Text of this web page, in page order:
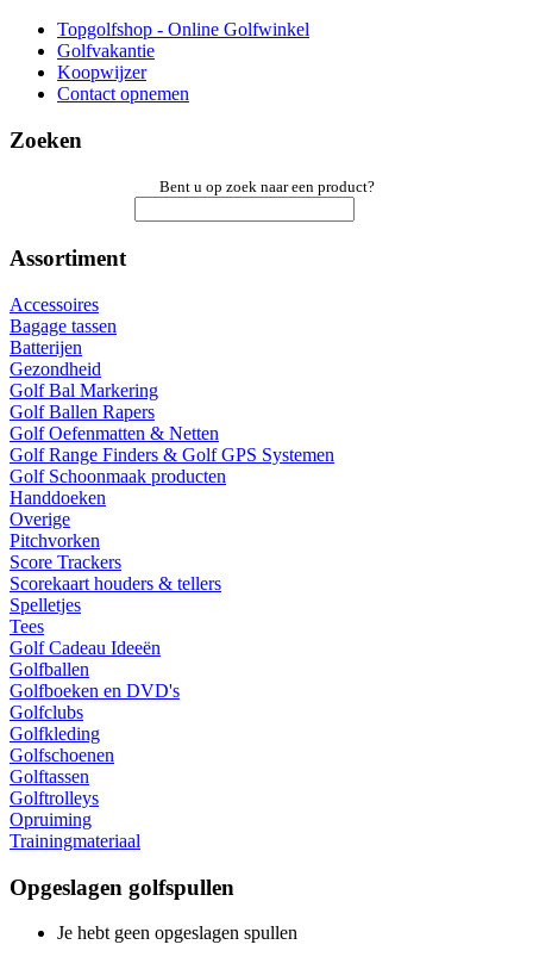
Topgolfshop - Online Golfwinkel
Golfvakantie
Koopwijzer
Contact opnemen
Zoeken
Bent u op zoek naar een product?
Assortiment
Accessoires
Bagage tassen
Batterijen
Gezondheid
Golf Bal Markering
Golf Ballen Rapers
Golf Oefenmatten & Netten
Golf Range Finders & Golf GPS Systemen
Golf Schoonmaak producten
Handdoeken
Overige
Pitchvorken
Score Trackers
Scorekaart houders & tellers
Spelletjes
Tees
Golf Cadeau Ideeën
Golfballen
Golfboeken en DVD's
Golfclubs
Golfkleding
Golfschoenen
Golftassen
Golftrolleys
Opruiming
Trainingmateriaal
Opgeslagen golfspullen
Je hebt geen opgeslagen spullen